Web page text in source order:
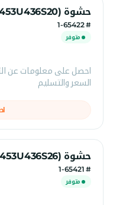
حشوة (2453U436S20) كوبلكو
# 1-65422
متوفر
احصل على معلومات عن
السعر والتسليم
حشوة (2453U436S26) كوبلكو (2453U436S17)
# 1-65421
متوفر